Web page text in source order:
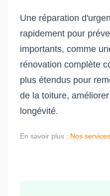
Une réparation
rapidement pour
importants, comme
rénovation complète
plus étendus pour
de la toiture,
longévité.
En savoir plus : Nos services